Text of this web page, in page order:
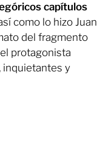
capítulos
como lo hizo Juan
del fragmento
protagonista
inquietantes y